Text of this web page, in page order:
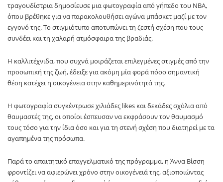
τραγουδίστρια δημοσίευσε μια φωτογραφία από γήπεδο του NBA,
όπου βρέθηκε για να παρακολουθήσει αγώνα μπάσκετ μαζί με τον
εγγονό της. Το στιγμιότυπο αποτυπώνει τη ζεστή σχέση που τους
συνδέει και τη χαλαρή ατμόσφαιρα της βραδιάς.
Η καλλιτέχνιδα, που συχνά μοιράζεται επιλεγμένες στιγμές από την
προσωπική της ζωή, έδειξε για ακόμη μία φορά πόσο σημαντική
θέση κατέχει η οικογένεια στην καθημερινότητά της.
Η φωτογραφία συγκέντρωσε χιλιάδες likes και δεκάδες σχόλια από
θαυμαστές της, οι οποίοι έσπευσαν να εκφράσουν τον θαυμασμό
τους τόσο για την ίδια όσο και για τη στενή σχέση που διατηρεί με τα
αγαπημένα της πρόσωπα.
Παρά το απαιτητικό επαγγελματικό της πρόγραμμα, η Άννα Βίσση
φροντίζει να αφιερώνει χρόνο στην οικογένειά της, αξιοποιώντας